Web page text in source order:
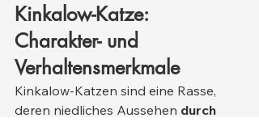
Kinkalow-Katze:
Charakter- und
Verhaltensmerkmale
Kinkalow-Katzen sind eine Rasse,
deren niedliches Aussehen durch